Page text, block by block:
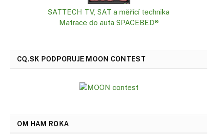
SATTECH TV, SAT a měřící technika
Matrace do auta SPACEBED®
CQ.SK PODPORUJE MOON CONTEST
OM HAM ROKA